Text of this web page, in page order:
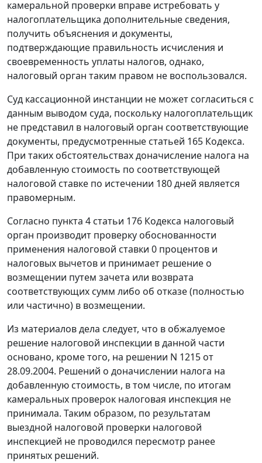
камеральной проверки вправе истребовать у
налогоплательщика дополнительные сведения,
получить объяснения и документы,
подтверждающие правильность исчисления и
своевременность уплаты налогов, однако,
налоговый орган таким правом не воспользовался.
Суд кассационной инстанции не может согласиться с
данным выводом суда, поскольку налогоплательщик
не представил в налоговый орган соответствующие
документы, предусмотренные статьей 165 Кодекса.
При таких обстоятельствах доначисление налога на
добавленную стоимость по соответствующей
налоговой ставке по истечении 180 дней является
правомерным.
Согласно пункта 4 статьи 176 Кодекса налоговый
орган производит проверку обоснованности
применения налоговой ставки 0 процентов и
налоговых вычетов и принимает решение о
возмещении путем зачета или возврата
соответствующих сумм либо об отказе (полностью
или частично) в возмещении.
Из материалов дела следует, что в обжалуемое
решение налоговой инспекции в данной части
основано, кроме того, на решении N 1215 от
28.09.2004. Решений о доначислении налога на
добавленную стоимость, в том числе, по итогам
камеральных проверок налоговая инспекция не
принимала. Таким образом, по результатам
выездной налоговой проверки налоговой
инспекцией не проводился пересмотр ранее
принятых решений.